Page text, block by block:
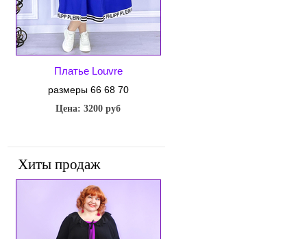
Платье Louvre
размеры 66 68 70
Цена: 3200 руб
Хиты продаж